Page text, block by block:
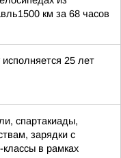
км за 68 часов
25 лет
спартакиады,
зарядки с
в рамках